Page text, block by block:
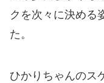
クを次々に決める
た。
ひかりちゃんのス